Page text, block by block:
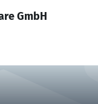
GmbH